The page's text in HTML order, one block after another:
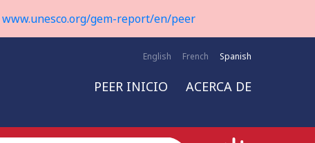
www.unesco.org/gem-report/en/peer
English French Spanish
PEER INICIO ACERCA DE